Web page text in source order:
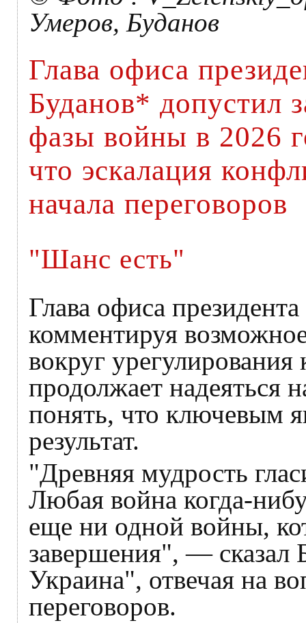
Умеров, Буданов
Глава офиса
Буданов* допустил
фазы войны в 2026
что эскалация
начала переговоров
"Шанс есть"
Глава офиса
комментируя
вокруг урегулирования
продолжает надеяться
понять, что ключевым
результат.
"Древняя мудрость
Любая война когда-
еще ни одной войны,
завершения", —
Украина", отвечая на
переговоров.